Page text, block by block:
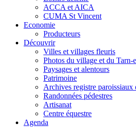
ACCA et AICA
CUMA St Vincent
Economie
Producteurs
Découvrir
Villes et villages fleuris
Photos du village et du Tarn-
Paysages et alentours
Patrimoine
Archives registre paroissiaux
Randonnées pédestres
Artisanat
Centre équestre
Agenda